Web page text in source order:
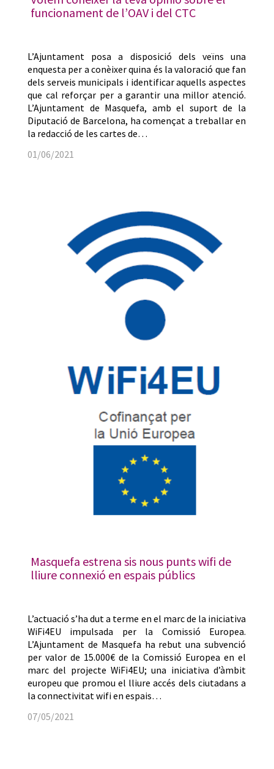
funcionament de l’OAV i del CTC
L’Ajuntament posa a disposició dels veïns una
enquesta per a conèixer quina és la valoració que fan
dels serveis municipals i identificar aquells aspectes
que cal reforçar per a garantir una millor atenció.
L’Ajuntament de Masquefa, amb el suport de la
Diputació de Barcelona, ha començat a treballar en
la redacció de les cartes de…
01/06/2021
Masquefa estrena sis nous punts wifi de
lliure connexió en espais públics
L’actuació s’ha dut a terme en el marc de la iniciativa
WiFi4EU impulsada per la Comissió Europea.
L’Ajuntament de Masquefa ha rebut una subvenció
per valor de 15.000€ de la Comissió Europea en el
marc del projecte WiFi4EU; una iniciativa d’àmbit
europeu que promou el lliure accés dels ciutadans a
la connectivitat wifi en espais…
07/05/2021